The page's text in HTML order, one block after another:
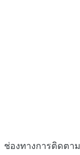
ช่องทางการติดตาม